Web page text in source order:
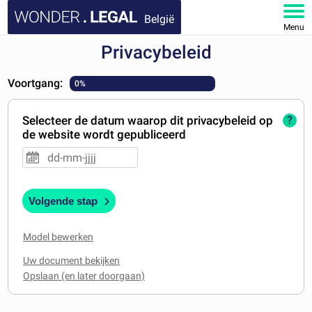
België
Menu
DOCUMENTEN
FAQ
MIJN ACCOUNT
Privacybeleid
Voortgang: 0%
Selecteer de datum waarop dit privacybeleid op
de website wordt gepubliceerd
?
Volgende stap
Model bewerken
Uw document bekijken